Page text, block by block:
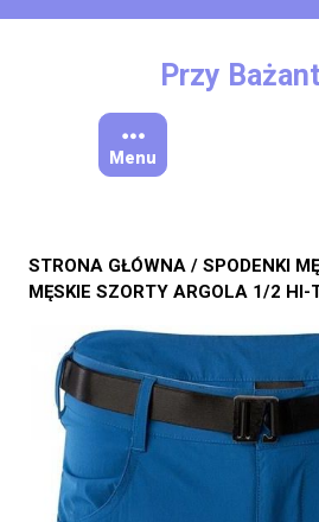
Przy
Menu
STRONA GŁÓWNA / SPODENKI
MĘSKIE SZORTY ARGOLA 1/2 HI-